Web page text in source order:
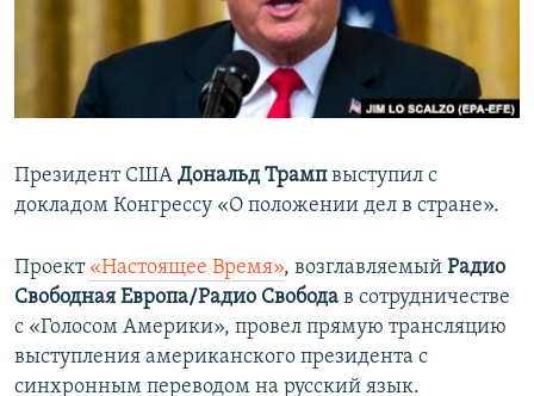
ПОБЕДИТЕЛЕЙ НЕ СУДЯТ?
КРЫМ.НЕПОКОРЕННЫЙ
ELIFBE
ПРИСОЕДИНЯЙТЕСЬ!
Все сайты RFE/RL
Президент США Дональд Трампвыступил с
докладом Конгрессу «О положении дел в стране».
Проект «Настоящее Время», возглавляемый Радио
Свободная Европа/Радио Свобода в сотрудничестве
с «Голосом Америки», провел прямую трансляцию
выступления американского президента с
синхронным переводом на русский язык.